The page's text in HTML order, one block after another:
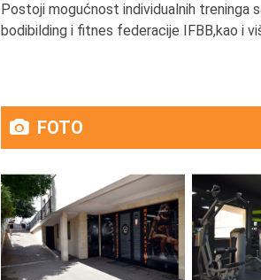
Postoji mogućnost individualnih treninga
bodibilding i fitnes federacije IFBB,kao i
FOTO